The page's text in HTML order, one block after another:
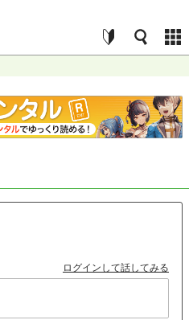
ログインして話してみる